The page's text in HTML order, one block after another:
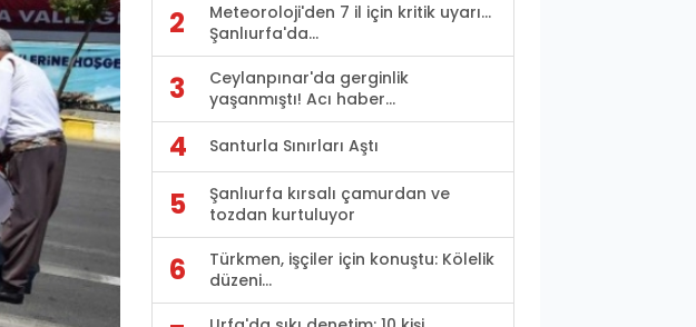
2
Meteoroloji'den 7 il için kritik uyarı...
Şanlıurfa'da...
3
Ceylanpınar'da gerginlik
yaşanmıştı! Acı haber...
4 Santurla Sınırları Aştı
5
Şanlıurfa kırsalı çamurdan ve
tozdan kurtuluyor
6
Türkmen, işçiler için konuştu: Kölelik
düzeni...